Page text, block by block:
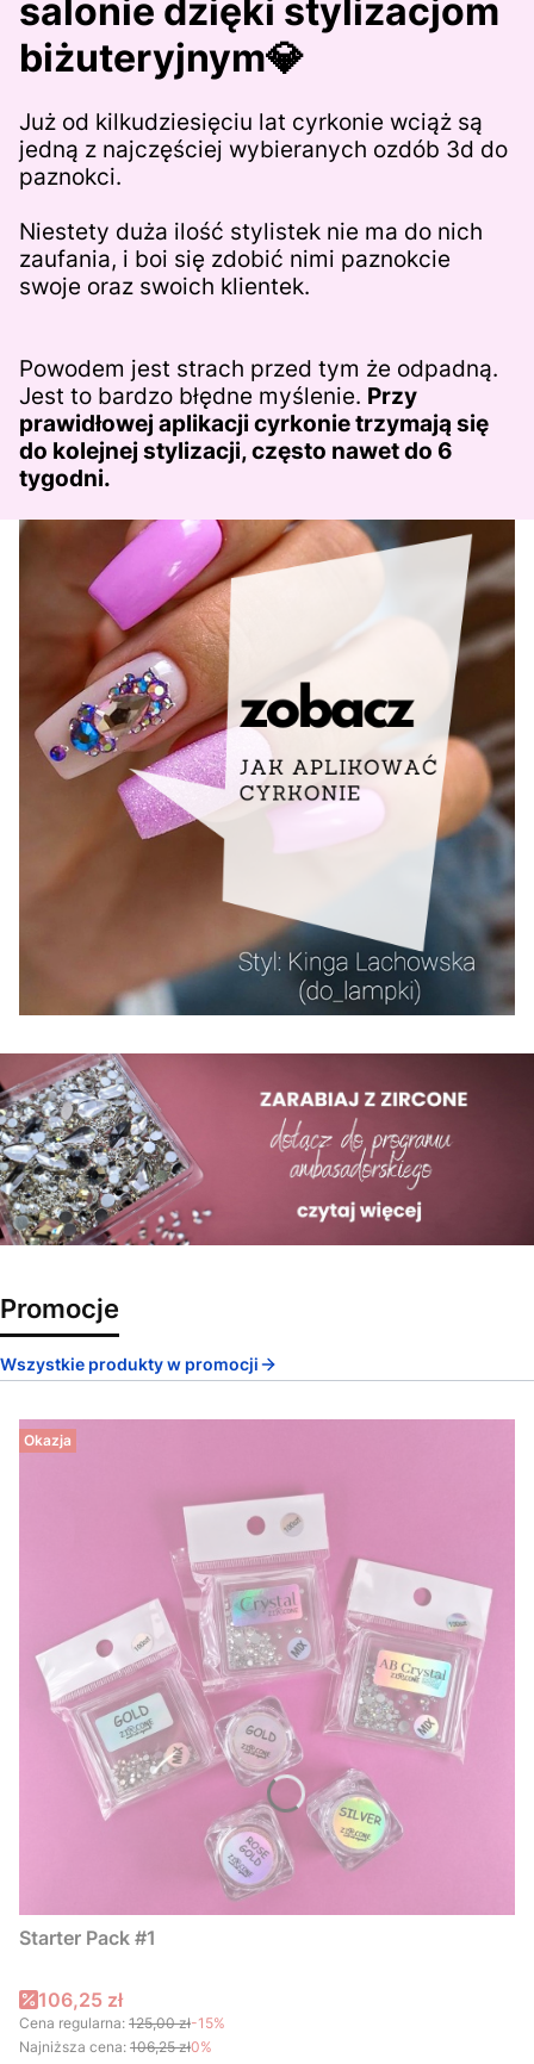
salonie dzięki stylizacjom
biżuteryjnym💎
Już od kilkudziesięciu lat cyrkonie wciąż są
jedną z najczęściej wybieranych ozdób 3d do
paznokci.
Niestety duża ilość stylistek nie ma do nich
zaufania, i boi się zdobić nimi paznokcie
swoje oraz swoich klientek.
Powodem jest strach przed tym że odpadną.
Jest to bardzo błędne myślenie. Przy
prawidłowej aplikacji cyrkonie trzymają się
do kolejnej stylizacji, często nawet do 6
tygodni.
Promocje
Wszystkie produkty w promocji
Okazja
Starter Pack #1
Cena promocyjna
106,25 zł
Cena regularna: 125,00 zł-15%
Najniższa cena: 106,25 zł0%